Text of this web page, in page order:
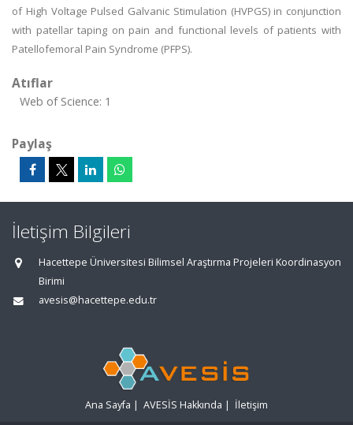
of High Voltage Pulsed Galvanic Stimulation (HVPGS) in conjunction
with patellar taping on pain and functional levels of patients with
Patellofemoral Pain Syndrome (PFPS).
Atıflar
Web of Science: 1
Paylaş
İletişim Bilgileri
Hacettepe Üniversitesi Bilimsel Araştırma Projeleri Koordinasyon
Birimi
avesis@hacettepe.edu.tr
Ana Sayfa | AVESİS Hakkında | İletişim